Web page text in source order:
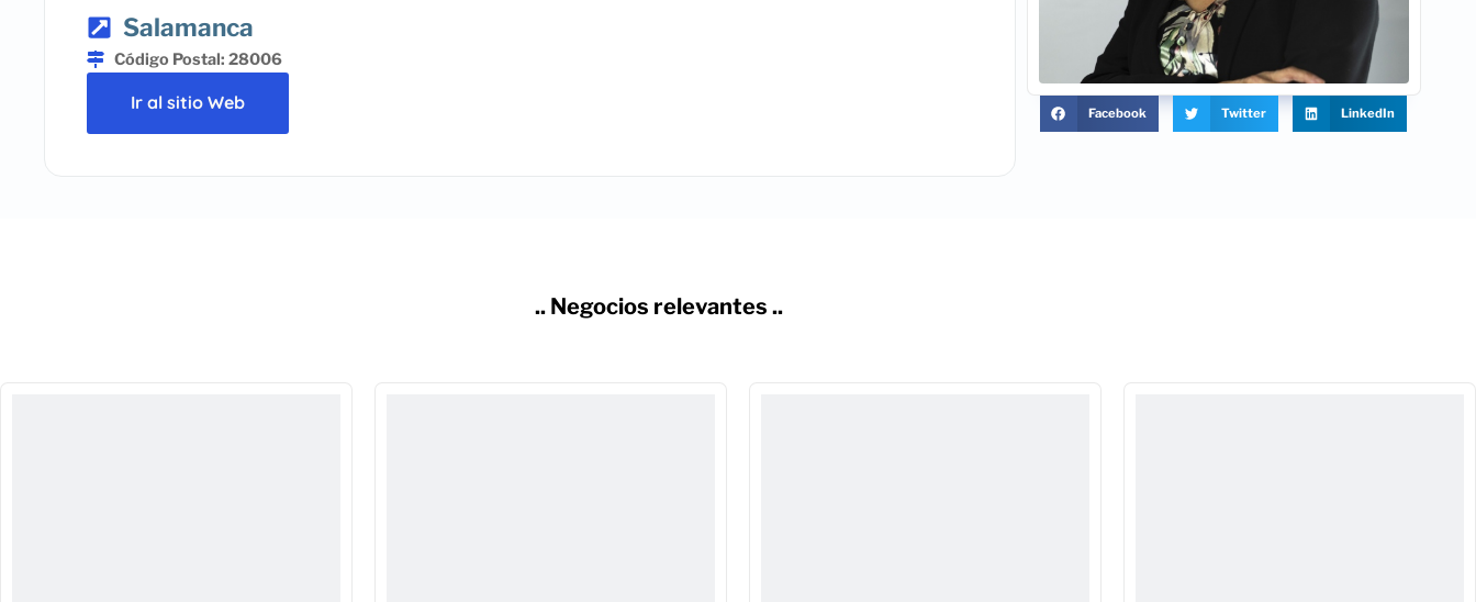
Salamanca
Código Postal: 28006
Ir al sitio Web
Facebook Twitter LinkedIn
.. Negocios relevantes ..